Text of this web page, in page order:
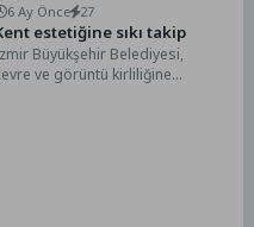
6 Ay Önce 27
estetiğine sıkı takip
Büyükşehir Belediyesi,
ve görüntü kirliliğine